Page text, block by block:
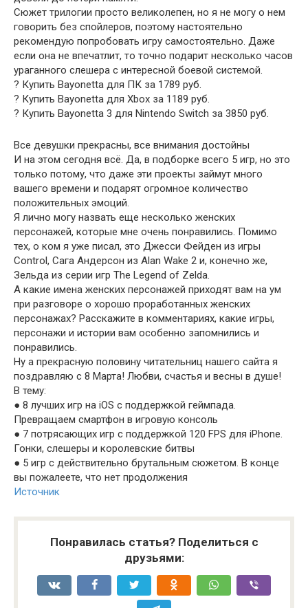
Сюжет трилогии просто великолепен, но я не могу о нем
говорить без спойлеров, поэтому настоятельно
рекомендую попробовать игру самостоятельно. Даже
если она не впечатлит, то точно подарит несколько часов
ураганного слешера с интересной боевой системой.
? Купить Bayonetta для ПК за 1789 руб.
? Купить Bayonetta для Xbox за 1189 руб.
? Купить Bayonetta 3 для Nintendo Switch за 3850 руб.
Все девушки прекрасны, все внимания достойны
И на этом сегодня всё. Да, в подборке всего 5 игр, но это
только потому, что даже эти проекты займут много
вашего времени и подарят огромное количество
положительных эмоций.
Я лично могу назвать еще несколько женских
персонажей, которые мне очень понравились. Помимо
тех, о ком я уже писал, это Джесси Фейден из игры
Control, Сага Андерсон из Alan Wake 2 и, конечно же,
Зельда из серии игр The Legend of Zelda.
А какие имена женских персонажей приходят вам на ум
при разговоре о хорошо проработанных женских
персонажах? Расскажите в комментариях, какие игры,
персонажи и истории вам особенно запомнились и
понравились.
Ну а прекрасную половину читательниц нашего сайта я
поздравляю с 8 Марта! Любви, счастья и весны в душе!
В тему:
● 8 лучших игр на iOS с поддержкой геймпада.
Превращаем смартфон в игровую консоль
● 7 потрясающих игр с поддержкой 120 FPS для iPhone.
Гонки, слешеры и королевские битвы
● 5 игр с действительно брутальным сюжетом. В конце
вы пожалеете, что нет продолжения
Источник
Понравилась статья? Поделиться с
друзьями: